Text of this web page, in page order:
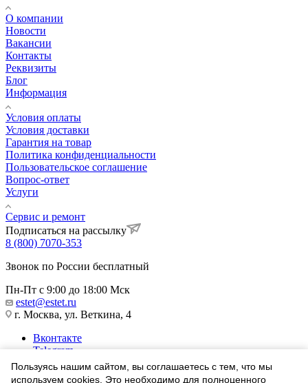
О компании
Новости
Вакансии
Контакты
Реквизиты
Блог
Информация
Условия оплаты
Условия доставки
Гарантия на товар
Политика конфиденциальности
Пользовательское соглашение
Вопрос-ответ
Услуги
Сервис и ремонт
Подписаться на рассылку
8 (800) 7070-353
Звонок по России бесплатный
Пн-Пт с 9:00 до 18:00 Мск
estet@estet.ru
г. Москва, ул. Веткина, 4
Вконтакте
Telegram
Одноклассники
WhatsApp
Пользуясь нашим сайтом, вы соглашаетесь с тем, что мы
используем cookies. Это необходимо для полноценного